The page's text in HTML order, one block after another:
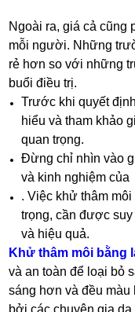
Ngoài ra, giá cả cũng
mỗi người. Những
rẻ hơn so với những
buổi điều trị.
Trước khi quyết
hiểu và tham khảo
quan trọng.
Đừng chỉ nhìn vào
và kinh nghiệm của
. Việc khử thâm
trọng, cần được
và hiệu quả.
Khử thâm môi bằng
và an toàn để loại bỏ
sáng hơn và đều